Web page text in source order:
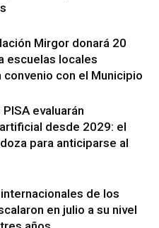
Mirgor donará 20
escuelas locales
convenio con el Municipio
evaluarán
desde 2029: el
para anticiparse al
de los
en julio a su nivel